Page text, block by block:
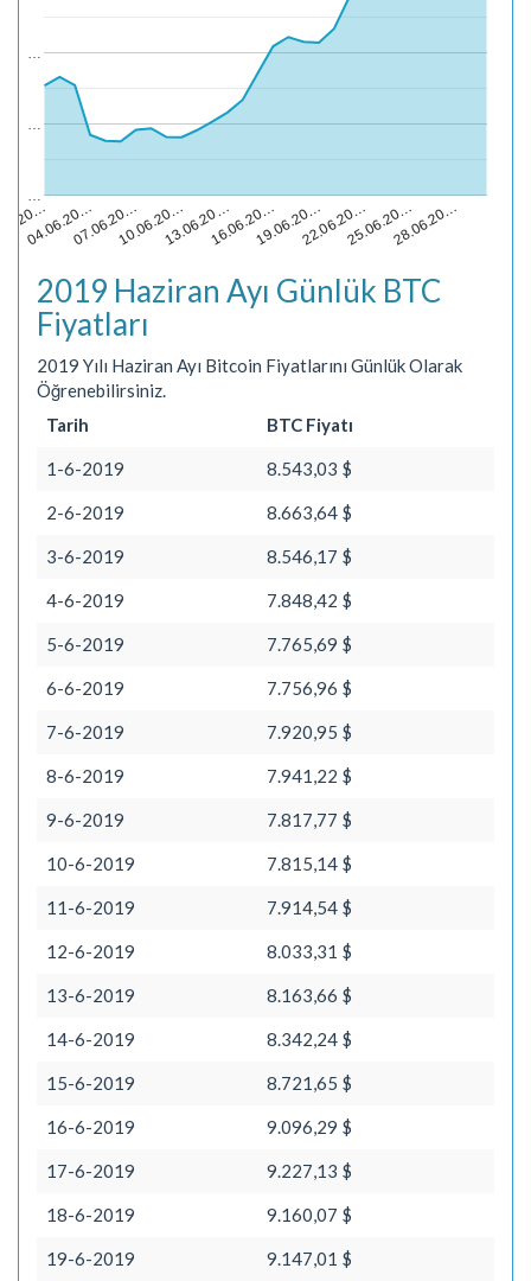
04.06.20…07.06.20…10.06.20…13.06.20…16.06.20…19.06.20…22.06.20…25.06.20…28.06.20…
…
…
2019 Haziran Ayı Günlük BTC
Fiyatları
2019 Yılı Haziran Ayı Bitcoin Fiyatlarını Günlük Olarak
Öğrenebilirsiniz.
Tarih
BTC Fiyatı
1-6-2019 8.543,03 $
2-6-2019 8.663,64 $
3-6-2019 8.546,17 $
4-6-2019 7.848,42 $
5-6-2019 7.765,69 $
6-6-2019 7.756,96 $
7-6-2019 7.920,95 $
8-6-2019 7.941,22 $
9-6-2019 7.817,77 $
10-6-2019 7.815,14 $
11-6-2019 7.914,54 $
12-6-2019 8.033,31 $
13-6-2019 8.163,66 $
14-6-2019 8.342,24 $
15-6-2019 8.721,65 $
16-6-2019 9.096,29 $
17-6-2019 9.227,13 $
18-6-2019 9.160,07 $
19-6-2019 9.147,01 $